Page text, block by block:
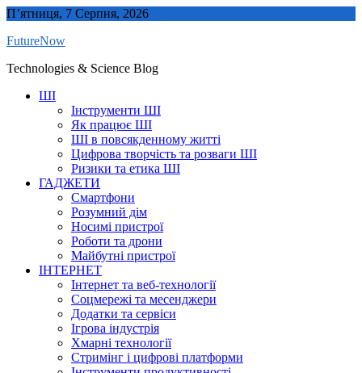
Skip
content
П’ятниця, 7 Серпня, 2026
FutureNow
Technologies & Science Blog
ШІ
Інструменти ШІ
Як працює ШІ
ШІ в повсякденному житті
Цифрова творчість та розваги ШІ
Ризики та етика ШІ
ГАДЖЕТИ
Смартфони
Розумний дім
Носимі пристрої
Роботи та дрони
Майбутні пристрої
ІНТЕРНЕТ
Інтернет та веб-технології
Соцмережі та месенджери
Додатки та сервіси
Ігрова індустрія
Хмарні технології
Стримінг і цифрові платформи